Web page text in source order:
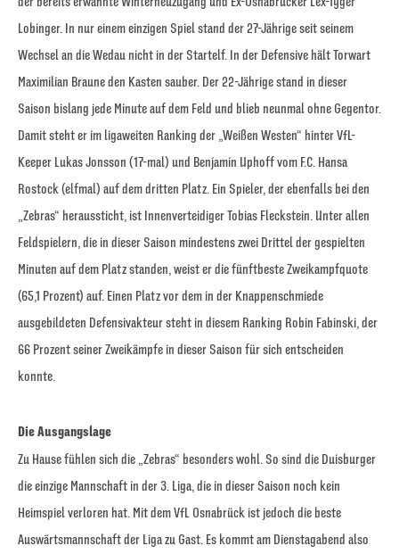
Lobinger. In nur einem einzigen Spiel stand der 27-Jährige seit seinem
Wechsel an die Wedau nicht in der Startelf. In der Defensive hält Torwart
Maximilian Braune den Kasten sauber. Der 22-Jährige stand in dieser
Saison bislang jede Minute auf dem Feld und blieb neunmal ohne Gegentor.
Damit steht er im ligaweiten Ranking der „Weißen Westen“ hinter VfL-
Keeper Lukas Jonsson (17-mal) und Benjamin Uphoff vom F.C. Hansa
Rostock (elfmal) auf dem dritten Platz. Ein Spieler, der ebenfalls bei den
„Zebras“ heraussticht, ist Innenverteidiger Tobias Fleckstein. Unter allen
Feldspielern, die in dieser Saison mindestens zwei Drittel der gespielten
Minuten auf dem Platz standen, weist er die fünftbeste Zweikampfquote
(65,1 Prozent) auf. Einen Platz vor dem in der Knappenschmiede
ausgebildeten Defensivakteur steht in diesem Ranking Robin Fabinski, der
66 Prozent seiner Zweikämpfe in dieser Saison für sich entscheiden
konnte.
Die Ausgangslage
Zu Hause fühlen sich die „Zebras“ besonders wohl. So sind die Duisburger
die einzige Mannschaft in der 3. Liga, die in dieser Saison noch kein
Heimspiel verloren hat. Mit dem VfL Osnabrück ist jedoch die beste
Auswärtsmannschaft der Liga zu Gast. Es kommt am Dienstagabend also